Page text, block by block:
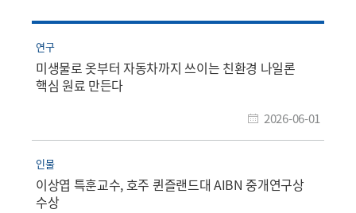
연구
미생물로 옷부터 자동차까지 쓰이는 친환경 나일론
핵심 원료 만든다
2026-06-01
인물
이상엽 특훈교수, 호주 퀸즐랜드대 AIBN 중개연구상
수상